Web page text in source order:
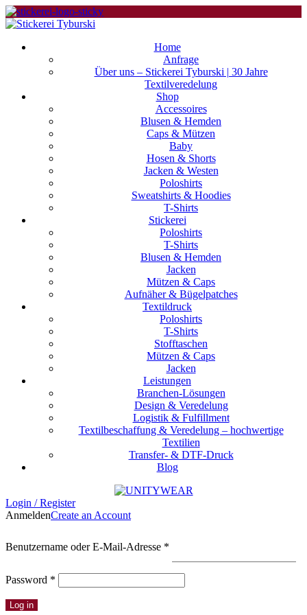
Home
Anfrage
Über uns – Stickerei Tyburski | 30 Jahre
Textilveredelung
Shop
Accessoires
Blusen & Hemden
Caps & Mützen
Baby
Hosen & Shorts
Jacken & Westen
Poloshirts
Sweatshirts & Hoodies
T-Shirts
Stickerei
Poloshirts
T-Shirts
Blusen & Hemden
Jacken
Mützen & Caps
Aufnäher & Bügelpatches
Textildruck
Poloshirts
T-Shirts
Stofftaschen
Mützen & Caps
Jacken
Leistungen
Branchen-Lösungen
Design & Veredelung
Logistik & Fulfillment
Textilbeschaffung & Veredelung – hochwertige
Textilien
Transfer- & DTF-Druck
Blog
Login / Register
AnmeldenCreate an Account
Benutzername oder E-Mail-Adresse *
Password *
Log in